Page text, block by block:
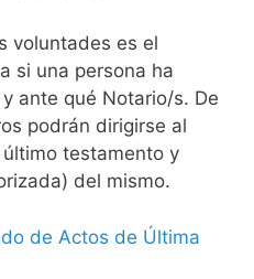
voluntades es el
si una persona ha
ante qué Notario/s. De
podrán dirigirse al
testamento y
del mismo.
de Actos de Última